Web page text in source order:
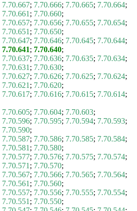
7.70.667; 7.70.666; 7.70.665; 7.70.664;
7.70.661 ; 7.70.660;
7.70.657; 7.70.656; 7.70.655; 7.70.654;
7.70.651 ; 7.70.650;
7.70.647; 7.70.646; 7.70.645; 7.70.644;
7.70.641; 7.70.640;
7.70.637; 7.70.636; 7.70.635; 7.70.634;
7.70.631 ; 7.70.630;
7.70.627; 7.70.626; 7.70.625; 7.70.624;
7.70.621 ; 7.70.620;
7.70.617; 7.70.616; 7.70.615; 7.70.614;
7.70.605; 7.70.604; 7.70.603;
7.70.596; 7.70.595; 7.70.594; 7.70.593;
7.70.590;
7.70.587; 7.70.586; 7.70.585; 7.70.584;
7.70.581 ; 7.70.580;
7.70.577; 7.70.576; 7.70.575; 7.70.574;
7.70.571 ; 7.70.570;
7.70.567; 7.70.566; 7.70.565; 7.70.564;
7.70.561 ; 7.70.560;
7.70.557; 7.70.556; 7.70.555; 7.70.554;
7.70.551 ; 7.70.550;